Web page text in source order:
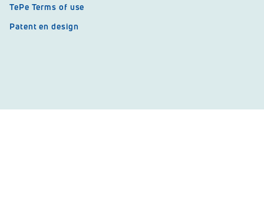
TePe Terms of use
Patent en design